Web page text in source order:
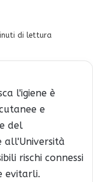
di lettura
l'igiene è
e
del
all'Università
rischi connessi
evitarli.